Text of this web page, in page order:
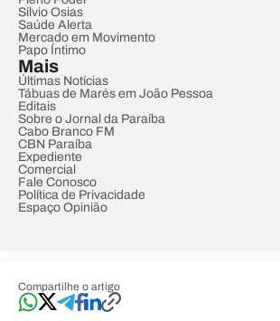
Compartilhe o artigo
Sílvio Osias
Saúde Alerta
Mercado em Movimento
Papo Íntimo
Mais
Últimas Notícias
Tábuas de Marés em João Pessoa
Editais
Sobre o Jornal da Paraíba
Cabo Branco FM
CBN Paraíba
Expediente
Comercial
Fale Conosco
Política de Privacidade
Espaço Opinião
Developed by Designed by